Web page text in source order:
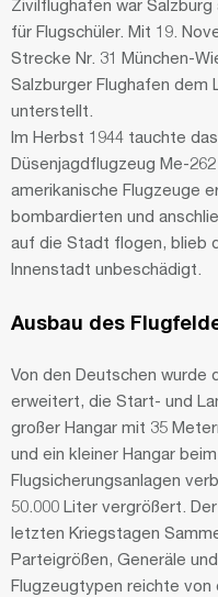
Zivilflughafen war
für Flugschüler. Mit 19.
Strecke Nr. 31 München-
Salzburger Flughafen dem
unterstellt.
Im Herbst 1944 tauchte
Düsenjagdflugzeug Me-
amerikanische Flugzeuge
bombardierten und
auf die Stadt flogen, blieb
Innenstadt unbeschädigt.
Ausbau des
Von den Deutschen wurde
erweitert, die Start- und
großer Hangar mit 35
und ein kleiner Hangar
Flugsicherungsanlagen
50.000 Liter vergrößert.
letzten Kriegstagen
Parteigrößen, Generäle
Flugzeugtypen reichte von